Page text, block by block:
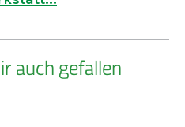
auch gefallen